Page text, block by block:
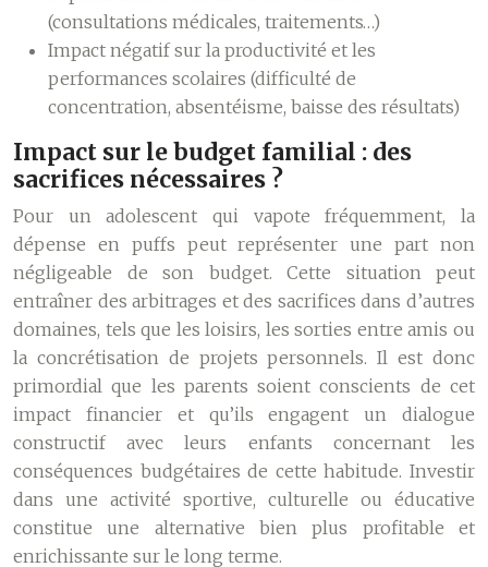
(consultations médicales, traitements…)
Impact négatif sur la productivité et les
performances scolaires (difficulté de
concentration, absentéisme, baisse des résultats)
Impact sur le budget familial : des
sacrifices nécessaires ?
Pour un adolescent qui vapote fréquemment, la
dépense en puffs peut représenter une part non
négligeable de son budget. Cette situation peut
entraîner des arbitrages et des sacrifices dans d’autres
domaines, tels que les loisirs, les sorties entre amis ou
la concrétisation de projets personnels. Il est donc
primordial que les parents soient conscients de cet
impact financier et qu’ils engagent un dialogue
constructif avec leurs enfants concernant les
conséquences budgétaires de cette habitude. Investir
dans une activité sportive, culturelle ou éducative
constitue une alternative bien plus profitable et
enrichissante sur le long terme.